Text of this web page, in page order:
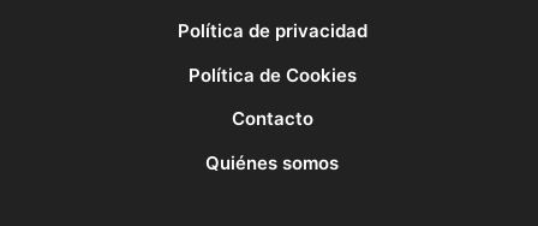
Política de privacidad
Política de Cookies
Contacto
Quiénes somos